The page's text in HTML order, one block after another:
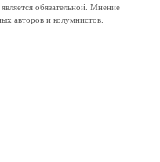
обязательной. Мнение
авторов и колумнистов.